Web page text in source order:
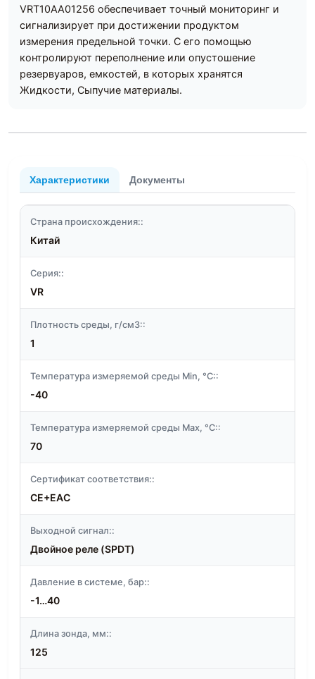
VRT10AA01256 обеспечивает точный мониторинг и
сигнализирует при достижении продуктом
измерения предельной точки. С его помощью
контролируют переполнение или опустошение
резервуаров, емкостей, в которых хранятся
Жидкости, Сыпучие материалы.
Характеристики Документы
Страна происхождения::
Китай
Серия::
VR
Плотность среды, г/см3::
1
Температура измеряемой среды Min, °C::
-40
Температура измеряемой среды Max, °C::
70
Сертификат соответствия::
CE+EAC
Выходной сигнал::
Двойное реле (SPDT)
Давление в системе, бар::
-1…40
Длина зонда, мм::
125